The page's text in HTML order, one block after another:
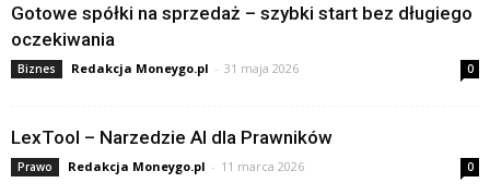
Gotowe spółki na sprzedaż – szybki start bez długiego
oczekiwania
Biznes Redakcja Moneygo.pl - 31 maja 2026 0
LexTool – Narzedzie AI dla Prawników
Prawo Redakcja Moneygo.pl - 11 marca 2026 0